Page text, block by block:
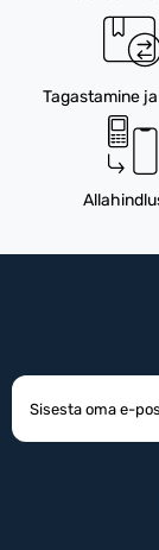
Tagastamine